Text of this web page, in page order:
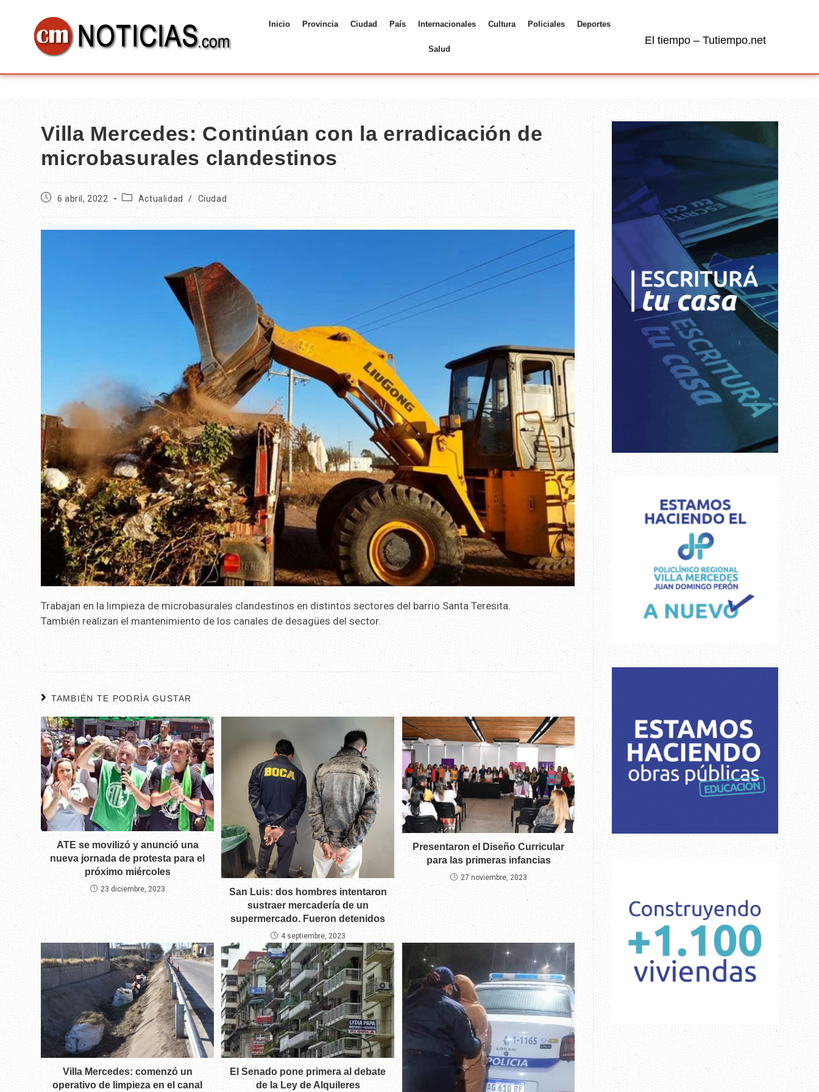
Inicio Provincia Ciudad País Internacionales Cultura Policiales Deportes
Salud
El tiempo – Tutiempo.net
Villa Mercedes: Continúan con la erradicación de
microbasurales clandestinos
6 abril, 2022 Actualidad / Ciudad
Trabajan en la limpieza de microbasurales clandestinos en distintos sectores del barrio Santa Teresita.
También realizan el mantenimiento de los canales de desagües del sector.
TAMBIÉN TE PODRÍA GUSTAR
ATE se movilizó y anunció una
nueva jornada de protesta para el
próximo miércoles
23 diciembre, 2023
San Luis: dos hombres intentaron
sustraer mercadería de un
supermercado. Fueron detenidos
4 septiembre, 2023
Presentaron el Diseño Curricular
para las primeras infancias
27 noviembre, 2023
Villa Mercedes: comenzó un
operativo de limpieza en el canal
El Senado pone primera al debate
de la Ley de Alquileres